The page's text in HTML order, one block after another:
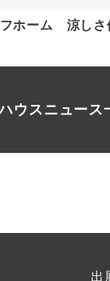
ホーム 涼しさ
ウスニュース
出